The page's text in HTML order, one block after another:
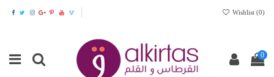
Wishlist (0)
0